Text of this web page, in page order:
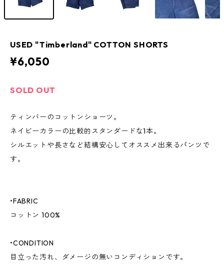
USED "Timberland" COTTON SHORTS
¥6,050
SOLD OUT
ティンバーのコットンショーツ。
ネイビーカラーの比較的スタンダードな1本。
シルエットや長さなど結構安心してオススメ出来るパンツで
す。
•FABRIC
コットン 100%
•CONDITION
目立った汚れ、ダメージの無いコンディションです。